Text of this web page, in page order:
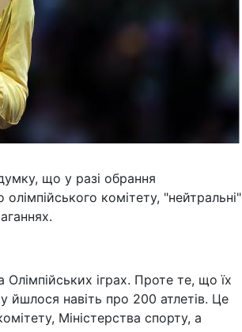
що у разі обрання
комітету, "нейтральні"
іграх. Проте те, що їх
йшлося навіть про 200 атлетів. Це
Міністерства спорту, а